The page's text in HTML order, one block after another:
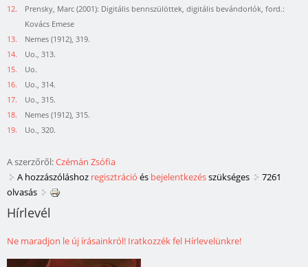
12.
Prensky, Marc (2001): Digitális bennszülöttek, digitális bevándorlók, ford.:
Kovács Emese
13.
Nemes (1912), 319.
14.
Uo., 313.
15.
Uo.
16.
Uo., 314.
17.
Uo., 315.
18.
Nemes (1912), 315.
19.
Uo., 320.
A szerzőről:Czémán Zsófia
A hozzászóláshoz regisztráció és bejelentkezésszükséges
7261
olvasás
Hírlevél
Ne maradjon le új írásainkról! Iratkozzék fel Hírlevelünkre!